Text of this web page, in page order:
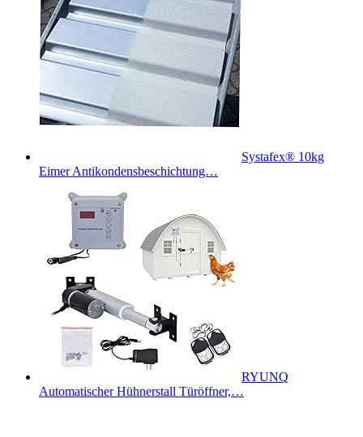
Systafex® 10kg
Eimer Antikondensbeschichtung…
RYUNQ
Automatischer Hühnerstall Türöffner,…